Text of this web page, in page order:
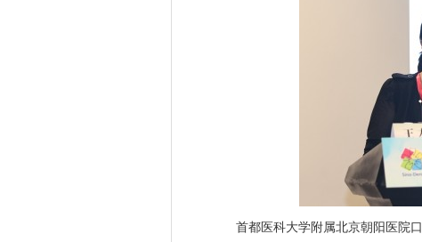
首都医科大学附属北京朝阳医院